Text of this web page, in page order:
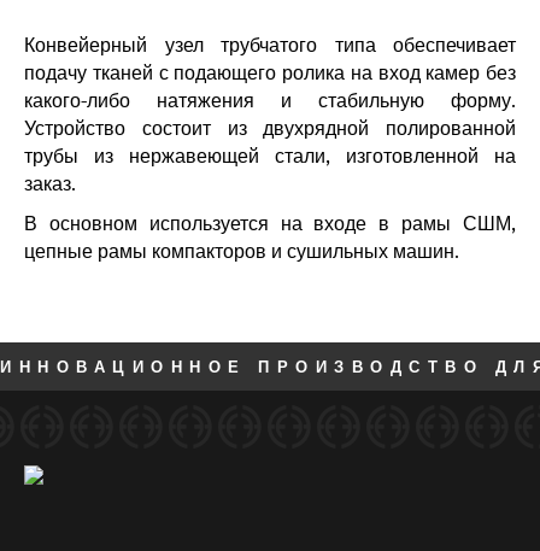
Конвейерный узел трубчатого типа обеспечивает
подачу тканей с подающего ролика на вход камер без
какого-либо натяжения и стабильную форму.
Устройство состоит из двухрядной полированной
трубы из нержавеющей стали, изготовленной на
заказ.
В основном используется на входе в рамы СШМ,
цепные рамы компакторов и сушильных машин.
ИННОВАЦИОННОЕ ПРОИЗВОДСТВО